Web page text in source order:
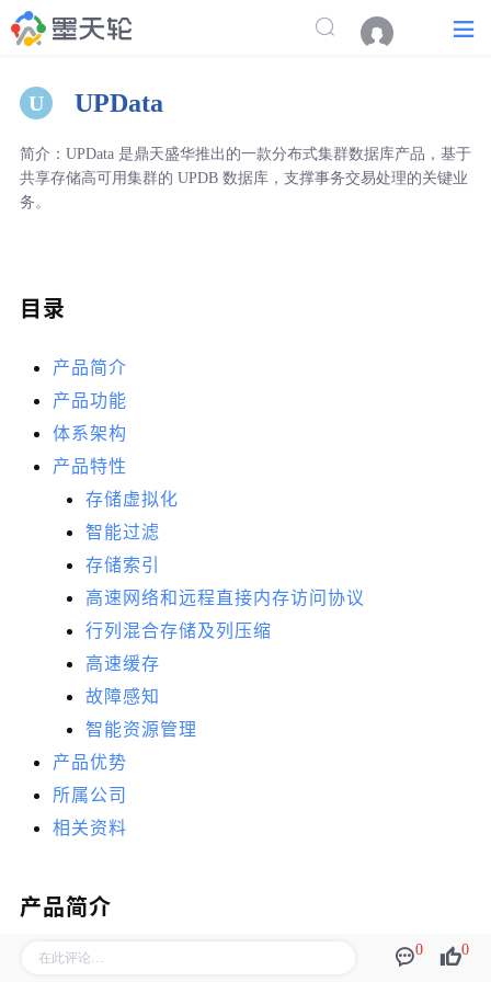
U UPData
简介：UPData 是鼎天盛华推出的一款分布式集群数据库产品，基于
共享存储高可用集群的 UPDB 数据库，支撑事务交易处理的关键业
务。
目录
产品简介
产品功能
体系架构
产品特性
存储虚拟化
智能过滤
存储索引
高速网络和远程直接内存访问协议
行列混合存储及列压缩
高速缓存
故障感知
智能资源管理
产品优势
所属公司
相关资料
产品简介
UPData 是一款分布式集群数据库产品，此产品基于共
0 0